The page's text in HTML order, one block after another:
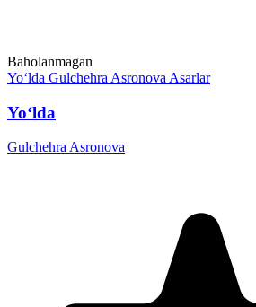
Baholanmagan
Yo‘lda Gulchehra Asronova Asarlar
Yo‘lda
Gulchehra Asronova